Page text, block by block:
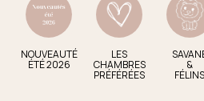
NOUVEAUTÉ
ÉTÉ 2026
LES
CHAMBRES
PRÉFÉRÉES
&
FÉLINS